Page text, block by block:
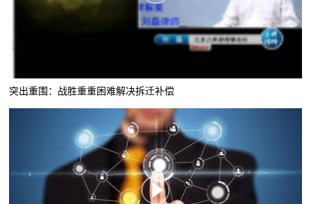
突出重围：战胜重重困难解决拆迁补偿